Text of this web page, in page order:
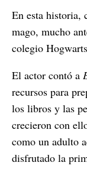
En esta historia,
mago, mucho
colegio
El actor contó a
recursos para
los libros y las
crecieron con
como un adulto
disfrutado la